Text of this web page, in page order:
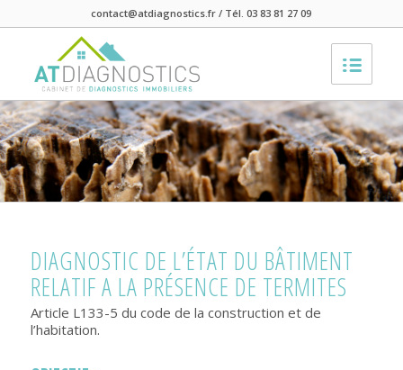
contact@atdiagnostics.fr / Tél. 03 83 81 27 09
DIAGNOSTIC DE L’ÉTAT DU BÂTIMENT
RELATIF A LA PRÉSENCE DE TERMITES
Article L133-5 du code de la construction et de
l’habitation.